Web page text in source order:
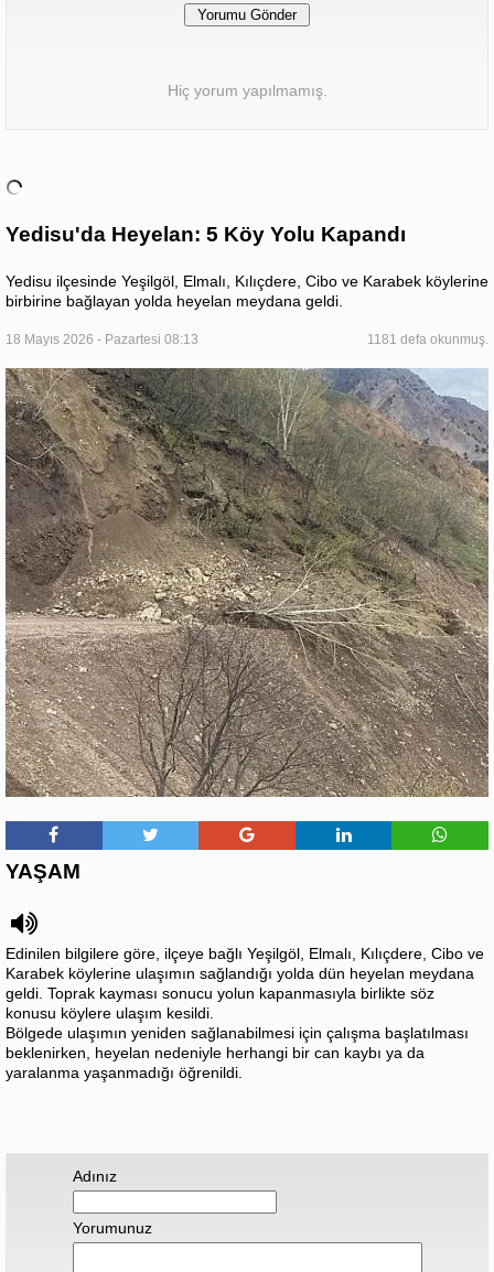
Hiç yorum yapılmamış.
Yedisu'da Heyelan: 5 Köy Yolu Kapandı
Yedisu ilçesinde Yeşilgöl, Elmalı, Kılıçdere, Cibo ve Karabek köylerine
birbirine bağlayan yolda heyelan meydana geldi.
18 Mayıs 2026 - Pazartesi 08:13 1181 defa okunmuş.
YAŞAM
Edinilen bilgilere göre, ilçeye bağlı Yeşilgöl, Elmalı, Kılıçdere, Cibo ve
Karabek köylerine ulaşımın sağlandığı yolda dün heyelan meydana
geldi. Toprak kayması sonucu yolun kapanmasıyla birlikte söz
konusu köylere ulaşım kesildi.
Bölgede ulaşımın yeniden sağlanabilmesi için çalışma başlatılması
beklenirken, heyelan nedeniyle herhangi bir can kaybı ya da
yaralanma yaşanmadığı öğrenildi.
Adınız
Yorumunuz